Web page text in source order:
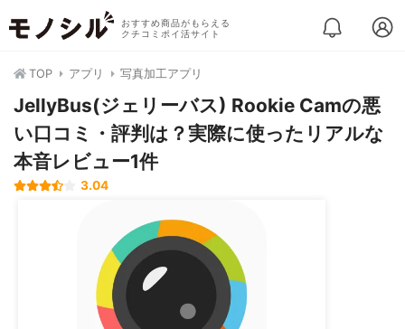
おすすめ商品がもらえる
クチコミポイ活サイト
TOP アプリ 写真加工アプリ
JellyBus(ジェリーバス) Rookie Camの悪
い口コミ・評判は？実際に使ったリアルな
本音レビュー1件
3.04